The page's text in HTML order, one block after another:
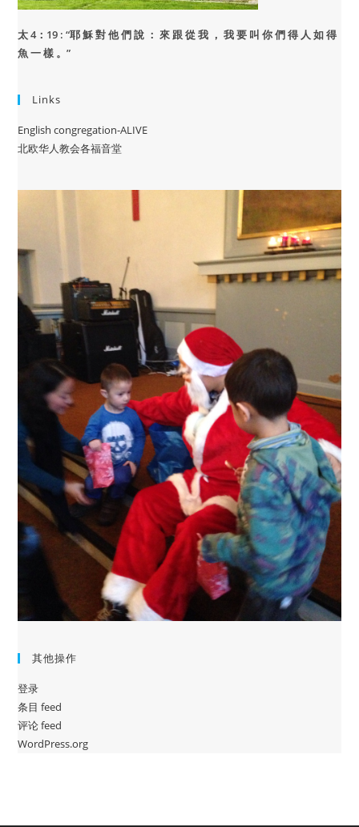
太 4：19 : “耶 穌 對 他 們 說 ： 來 跟 從 我 ， 我 要 叫 你 們 得 人 如 得
魚 一 樣 。”
Links
English congregation-ALIVE
北欧华人教会各福音堂
其他操作
登录
条目 feed
评论 feed
WordPress.org